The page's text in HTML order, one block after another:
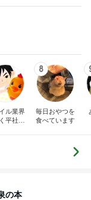
ル業界
平社員
8
毎日おやつを
食べています
の本